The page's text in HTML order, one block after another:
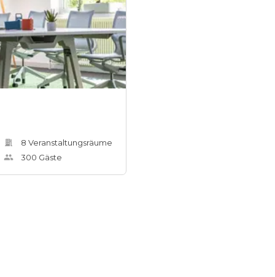
8 Veranstaltungsräume
300 Gäste